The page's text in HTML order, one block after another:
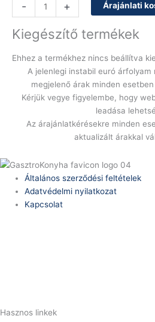
- + Árajánlati
Kiegészítő termékek
Ehhez a termékhez nincs beállítva
A jelenlegi instabil euró
megjelenő árak minden
Kérjük vegye figyelembe, hogy
leadása
Az árajánlatkérésekre minden
aktualizált árakkal
Általános szerződési feltételek
Adatvédelmi nyilatkozat
Kapcsolat
Hasznos linkek